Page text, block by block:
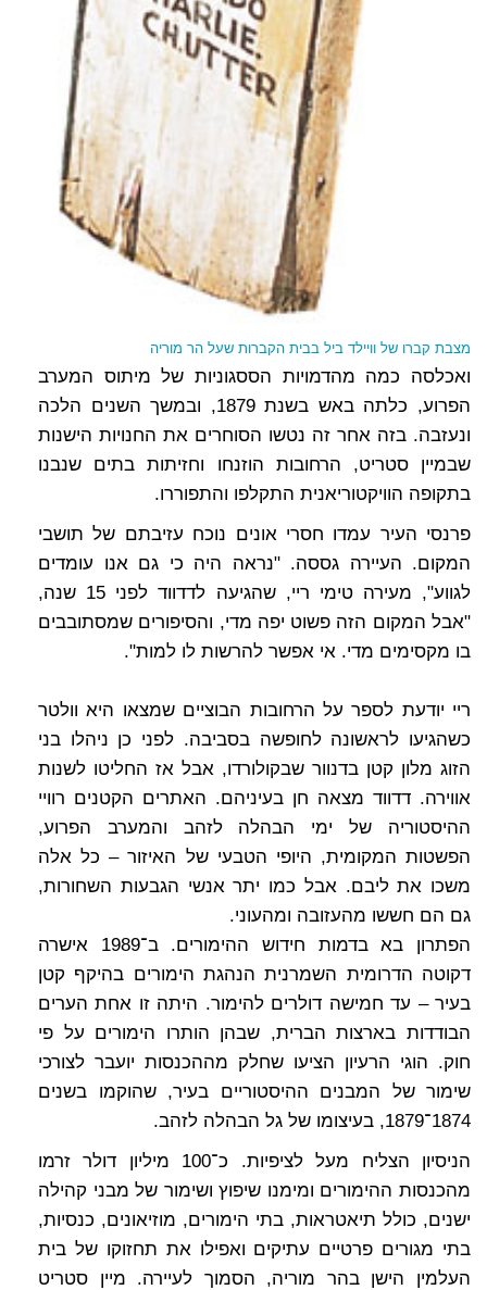
מצבת קברו של וויילד ביל בבית הקברות שעל הר מוריה
ואכלסה כמה מהדמויות הססגוניות של מיתוס המערב
הפרוע, כלתה באש בשנת 1879, ובמשך השנים הלכה
ונעזבה. בזה אחר זה נטשו הסוחרים את החנויות הישנות
שבמיין סטריט, הרחובות הוזנחו וחזיתות בתים שנבנו
בתקופה הוויקטוריאנית התקלפו והתפוררו.
פרנסי העיר עמדו חסרי אונים נוכח עזיבתם של תושבי
המקום. העיירה גססה. "נראה היה כי גם אנו עומדים
לגווע", מעירה טימי ריי, שהגיעה לדדווד לפני 15 שנה,
"אבל המקום הזה פשוט יפה מדי, והסיפורים שמסתובבים
בו מקסימים מדי. אי אפשר להרשות לו למות".
ריי יודעת לספר על הרחובות הבוציים שמצאו היא וולטר
כשהגיעו לראשונה לחופשה בסביבה. לפני כן ניהלו בני
הזוג מלון קטן בדנוור שבקולורדו, אבל אז החליטו לשנות
אווירה. דדווד מצאה חן בעיניהם. האתרים הקטנים רוויי
ההיסטוריה של ימי הבהלה לזהב והמערב הפרוע,
הפשטות המקומית, היופי הטבעי של האיזור – כל אלה
משכו את ליבם. אבל כמו יתר אנשי הגבעות השחורות,
גם הם חששו מהעזובה ומהעוני.
הפתרון בא בדמות חידוש ההימורים. ב־1989 אישרה
דקוטה הדרומית השמרנית הנהגת הימורים בהיקף קטן
בעיר – עד חמישה דולרים להימור. היתה זו אחת הערים
הבודדות בארצות הברית, שבהן הותרו הימורים על פי
חוק. הוגי הרעיון הציעו שחלק מההכנסות יועבר לצורכי
שימור של המבנים ההיסטוריים בעיר, שהוקמו בשנים
1874־1879, בעיצומו של גל הבהלה לזהב.
הניסיון הצליח מעל לציפיות. כ־100 מיליון דולר זרמו
מהכנסות ההימורים ומימנו שיפוץ ושימור של מבני קהילה
ישנים, כולל תיאטראות, בתי הימורים, מוזיאונים, כנסיות,
בתי מגורים פרטיים עתיקים ואפילו את תחזוקו של בית
העלמין הישן בהר מוריה, הסמוך לעיירה. מיין סטריט